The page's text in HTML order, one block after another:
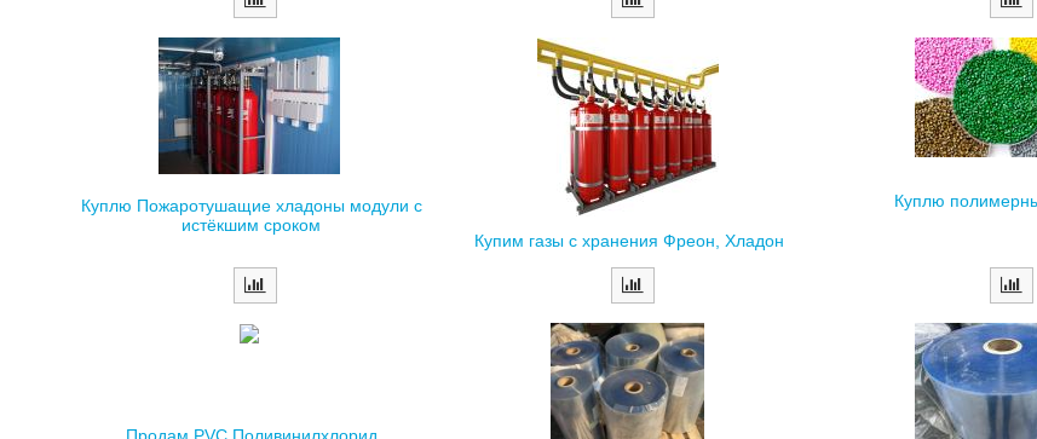
Куплю Пожаротушащие хладоны модули с
истёкшим сроком
Купим газы с хранения Фреон, Хладон
Куплю